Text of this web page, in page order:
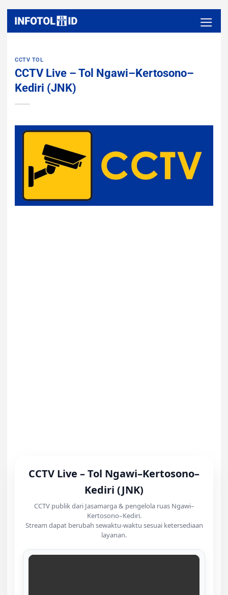
Skip
CCTV TOL
CCTV Live – Tol Ngawi–Kertosono–
Kediri (JNK)
CCTV Live – Tol Ngawi–Kertosono–
Kediri (JNK)
CCTV publik dari Jasamarga & pengelola ruas Ngawi–
Kertosono–Kediri.
Stream dapat berubah sewaktu-waktu sesuai ketersediaan
layanan.